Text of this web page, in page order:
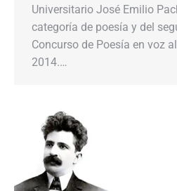
Universitario José Emilio
categoría de poesía y del
Concurso de Poesía en voz
2014.…